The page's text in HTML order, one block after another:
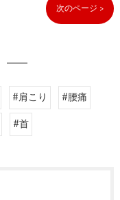
次のページ >
#肩こり
#腰痛
#首